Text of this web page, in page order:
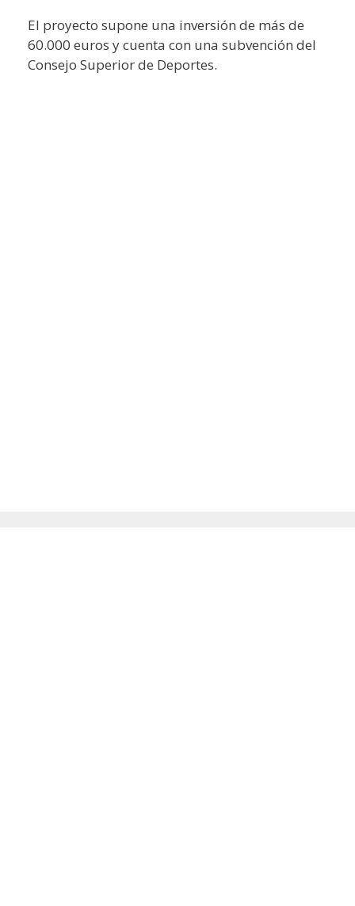
El proyecto supone una inversión de más de
60.000 euros y cuenta con una subvención del
Consejo Superior de Deportes.